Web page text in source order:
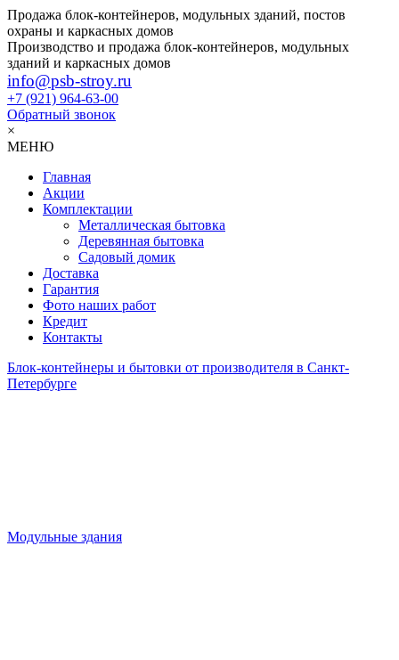
Продажа блок-контейнеров, модульных зданий, постов
охраны и каркасных домов
Производство и продажа блок-контейнеров, модульных
зданий и каркасных домов
info@psb-stroy.ru
+7 (921) 964-63-00
Обратный звонок
×
МЕНЮ
Главная
Акции
Комплектации
Металлическая бытовка
Деревянная бытовка
Садовый домик
Доставка
Гарантия
Фото наших работ
Кредит
Контакты
Блок-контейнеры и бытовки от производителя в Санкт-
Петербурге
Модульные здания